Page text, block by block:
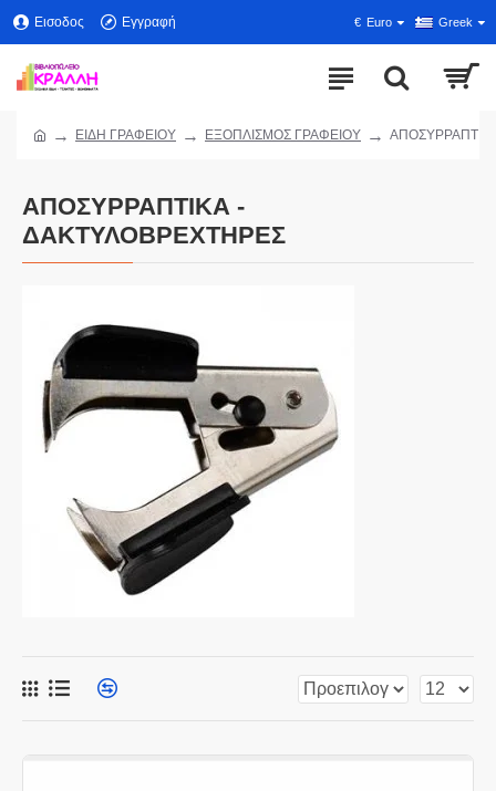
Εισοδος Εγγραφή € Euro Greek
ΕΙΔΗ ΓΡΑΦΕΙΟΥ ΕΞΟΠΛΙΣΜΟΣ ΓΡΑΦΕΙΟΥ
ΑΠΟΣΥΡΡΑΠΤΙΚΑ -
ΔΑΚΤΥΛΟΒΡΕΧΤΗΡΕΣ